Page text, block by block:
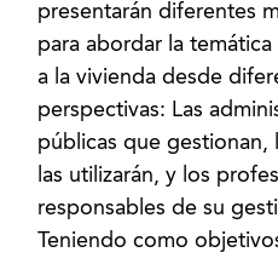
presentarán diferentes
para abordar la
a la vivienda desde
perspectivas: Las
públicas que gestionan,
las utilizarán, y los
responsables de su
Teniendo como